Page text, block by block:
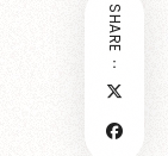
SHARE：